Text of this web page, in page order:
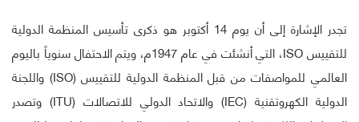
تجدر الإشارة إلى أن يوم 14 أكتوبر هو ذكرى تأسيس المنظمة الدولية
للتقييس ISO، التي أنشئت في عام 1947م، ويتم الاحتفال سنوياً باليوم
العالمي للمواصفات من قبل المنظمة الدولية للتقييس (ISO) واللجنة
الدولية الكهروتقنية (IEC) والاتحاد الدولي للاتصالات (ITU) وتصدر